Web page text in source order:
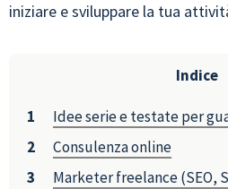
iniziare e sviluppare la tua
Indice
Idee serie e testate per
Consulenza online
Marketer freelance (SEO,